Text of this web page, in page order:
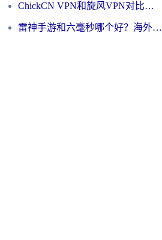
ChickCN VPN和旋风VPN对比哪个回国效果更好？海外用户的选择困境与出路
雷神手游和六毫秒哪个好？海外党如何真正解锁国内资源